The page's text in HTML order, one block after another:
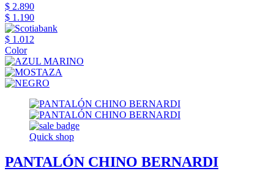
$ 2.890
$ 1.190
$ 1.012
Color
Quick shop
PANTALÓN CHINO BERNARDI